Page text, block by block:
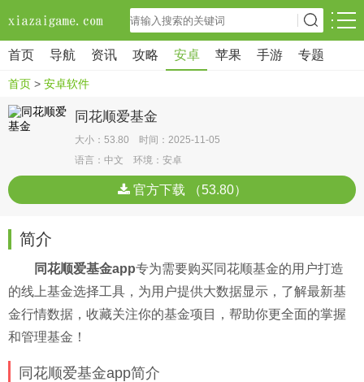
首页 导航 资讯 攻略 安卓 苹果 手游 专题
首页 > 安卓软件
同花顺爱基金
大小：53.80 时间：2025-11-05
语言：中文 环境：安卓
官方下载 （53.80）
简介
同花顺爱基金app专为需要购买同花顺基金的用户打造
的线上基金选择工具，为用户提供大数据显示，了解最新基
金行情数据，收藏关注你的基金项目，帮助你更全面的掌握
和管理基金！
同花顺爱基金app简介